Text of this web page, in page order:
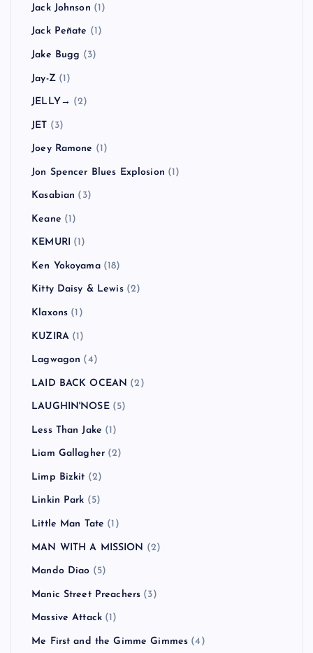
Jack Johnson (1)
Jack Peñate (1)
Jake Bugg (3)
Jay-Z(1)
JELLY→ (2)
JET (3)
Joey Ramone (1)
Jon Spencer Blues Explosion (1)
Kasabian (3)
Keane (1)
KEMURI (1)
Ken Yokoyama(18)
Kitty Daisy & Lewis(2)
Klaxons (1)
KUZIRA(1)
Lagwagon (4)
LAID BACK OCEAN (2)
LAUGHIN'NOSE(5)
Less Than Jake (1)
Liam Gallagher (2)
Limp Bizkit (2)
Linkin Park (5)
Little Man Tate (1)
MAN WITH A MISSION (2)
Mando Diao (5)
Manic Street Preachers (3)
Massive Attack (1)
Me First and the Gimme Gimmes (4)